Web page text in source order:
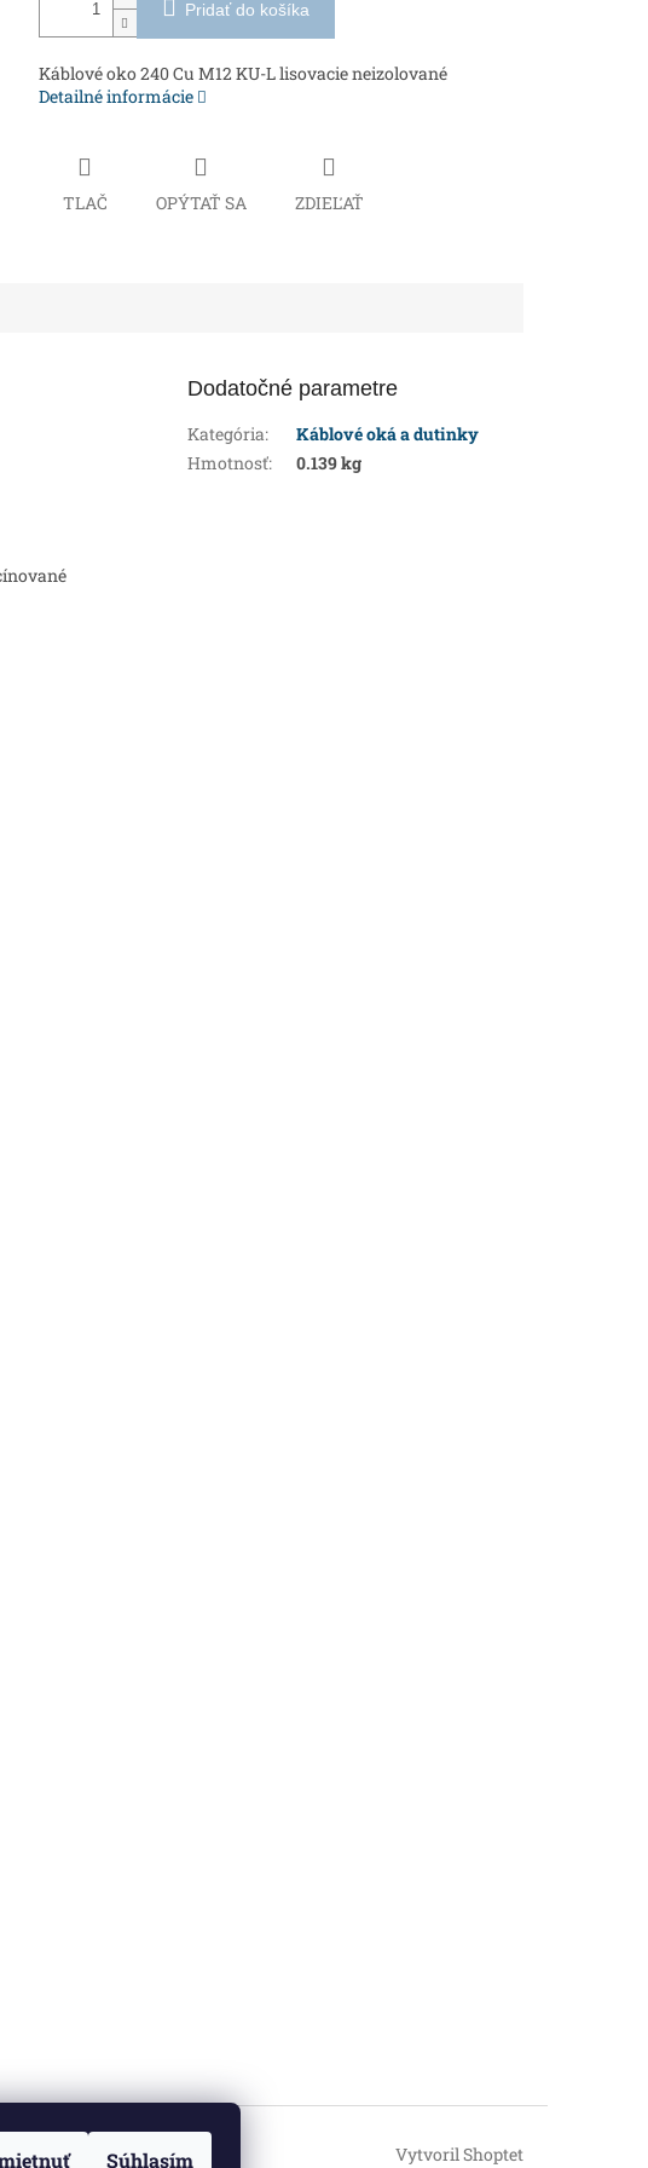
Súhlasím
Pridať do košíka
Káblové oko 240 Cu M12 KU-L lisovacie neizolované
Detailné informácie
TLAČ OPÝTAŤ SA ZDIEĽAŤ
Dodatočné parametre
Kategória:
Káblové oká a dutinky
Hmotnosť: 0.139 kg
Vytvoril Shoptet